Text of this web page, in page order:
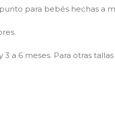
para bebés hechas a
3 a 6 meses. Para otras